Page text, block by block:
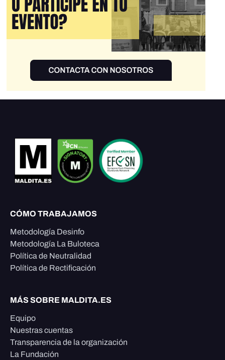
CÓMO TRABAJAMOS
Metodología Desinfo
Metodología La Buloteca
Política de Neutralidad
Política de Rectificación
MÁS SOBRE MALDITA.ES
Equipo
Nuestras cuentas
Transparencia de la organización
La Fundación